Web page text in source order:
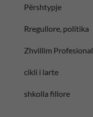
Përshtypje
Rregullore, politika
Zhvillim Profesional
cikli i larte
shkolla fillore